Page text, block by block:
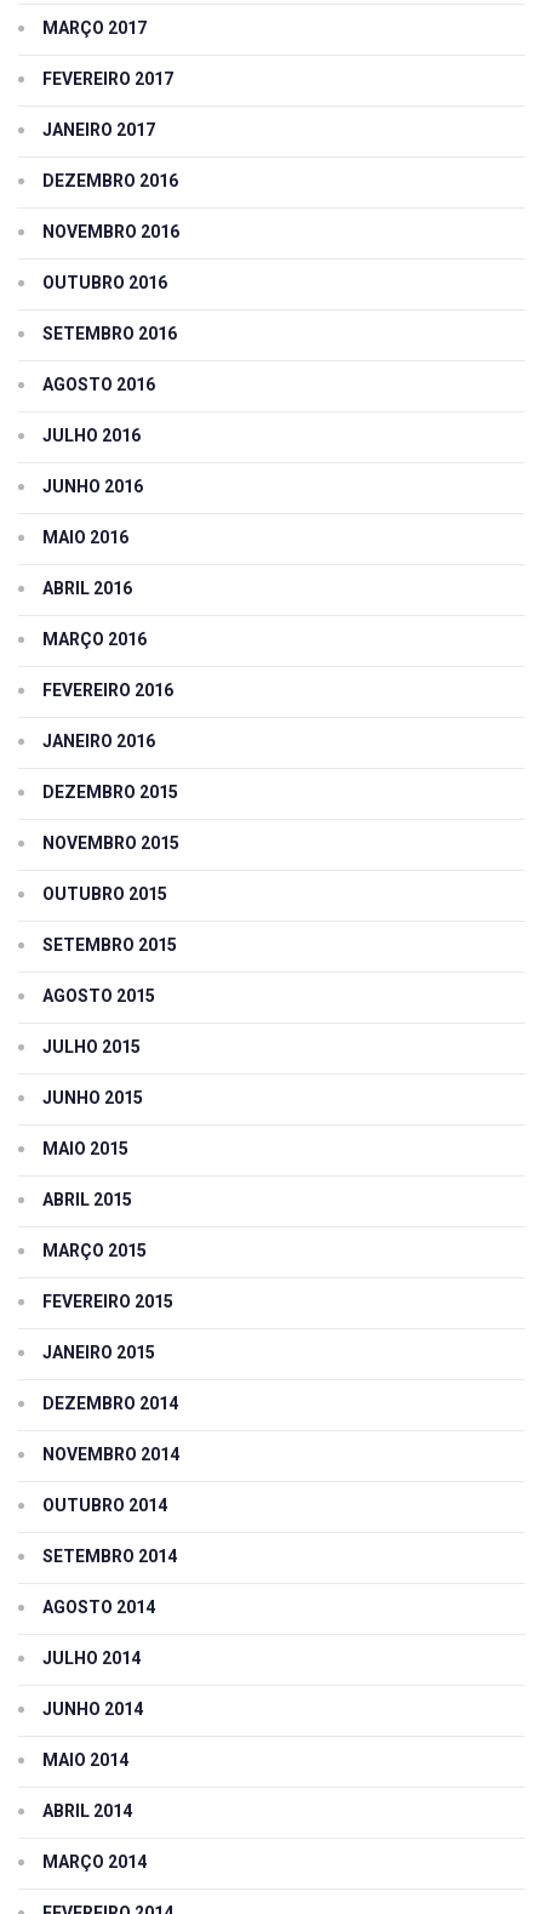
MARÇO 2017
FEVEREIRO 2017
JANEIRO 2017
DEZEMBRO 2016
NOVEMBRO 2016
OUTUBRO 2016
SETEMBRO 2016
AGOSTO 2016
JULHO 2016
JUNHO 2016
MAIO 2016
ABRIL 2016
MARÇO 2016
FEVEREIRO 2016
JANEIRO 2016
DEZEMBRO 2015
NOVEMBRO 2015
OUTUBRO 2015
SETEMBRO 2015
AGOSTO 2015
JULHO 2015
JUNHO 2015
MAIO 2015
ABRIL 2015
MARÇO 2015
FEVEREIRO 2015
JANEIRO 2015
DEZEMBRO 2014
NOVEMBRO 2014
OUTUBRO 2014
SETEMBRO 2014
AGOSTO 2014
JULHO 2014
JUNHO 2014
MAIO 2014
ABRIL 2014
MARÇO 2014